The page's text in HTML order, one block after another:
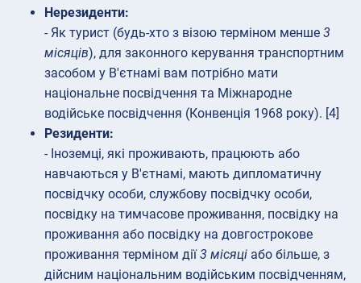
Нерезиденти:
- Як турист (будь-хто з візою терміном менше 3
місяців), для законного керування транспортним
засобом у В'єтнамі вам потрібно мати
національне посвідчення та Міжнародне
водійське посвідчення (Конвенція 1968 року). [4]
Резиденти:
- Іноземці, які проживають, працюють або
навчаються у В'єтнамі, мають дипломатичну
посвідчку особи, службову посвідчку особи,
посвідку на тимчасове проживання, посвідку на
проживання або посвідку на довгострокове
проживання терміном дії3 місяці або більше, з
дійсним національним водійським посвідченням,